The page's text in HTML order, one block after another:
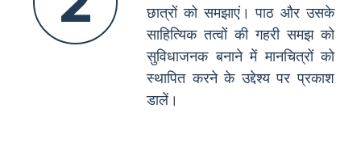
छात्रों को समझाएं। पाठ और उसके
साहित्यिक तत्वों की गहरी समझ को
सुविधाजनक बनाने में मानचित्रों को
स्थापित करने के उद्देश्य पर प्रकाश
डालें।